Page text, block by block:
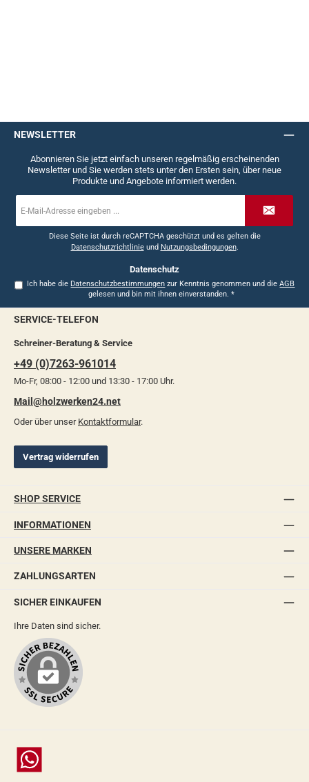
NEWSLETTER
Abonnieren Sie jetzt einfach unseren regelmäßig erscheinenden
Newsletter und Sie werden stets unter den Ersten sein, über neue
Produkte und Angebote informiert werden.
Mail-
Diese Seite ist durch reCAPTCHA geschützt und es gelten die
Datenschutzrichtlinieund Nutzungsbedingungen.
Datenschutz
Ich habe die Datenschutzbestimmungen zur Kenntnis genommen und dieAGB
gelesen und bin mit ihnen einverstanden. *
SERVICE-TELEFON
Schreiner-Beratung & Service
+49 (0)7263-961014
Mo-Fr, 08:00 - 12:00 und 13:30 - 17:00 Uhr.
Mail@holzwerken24.net
Oder über unser Kontaktformular.
Vertrag widerrufen
SHOP SERVICE
INFORMATIONEN
UNSERE MARKEN
ZAHLUNGSARTEN
SICHER EINKAUFEN
Ihre Daten sind sicher.
Chat